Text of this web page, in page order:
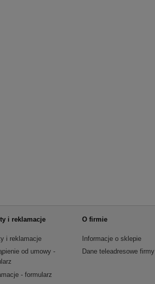
i reklamacje
i reklamacje
od umowy -
- formularz
O firmie
Informacje o sklepie
Dane teleadresowe firmy